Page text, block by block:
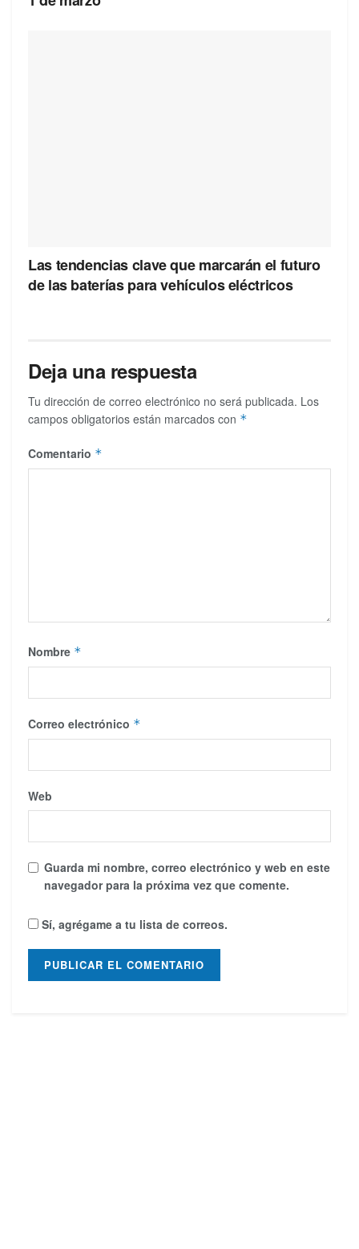
Las tendencias clave que marcarán el futuro
de las baterías para vehículos eléctricos
Deja una respuesta
Tu dirección de correo electrónico no será publicada. Los
campos obligatorios están marcados con *
Comentario *
Nombre *
Correo electrónico *
Web
Guarda mi nombre, correo electrónico y web en este
navegador para la próxima vez que comente.
Sí, agrégame a tu lista de correos.